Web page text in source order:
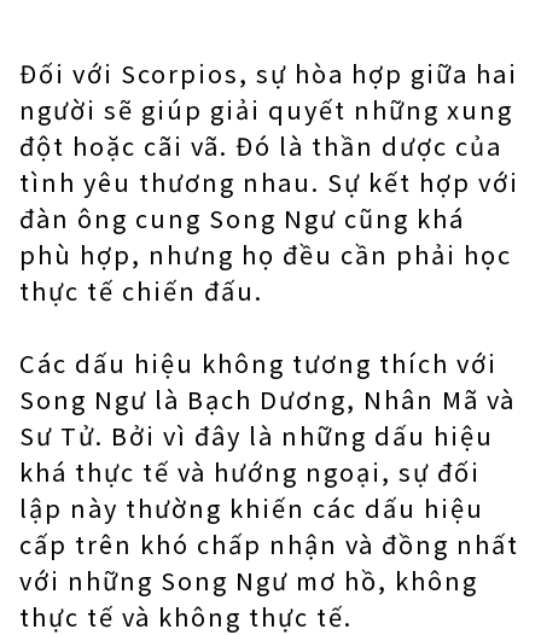
Đối với Scorpios, sự hòa hợp giữa hai
người sẽ giúp giải quyết những xung
đột hoặc cãi vã. Đó là thần dược của
tình yêu thương nhau. Sự kết hợp với
đàn ông cung Song Ngư cũng khá
phù hợp, nhưng họ đều cần phải học
thực tế chiến đấu.
Các dấu hiệu không tương thích với
Song Ngư là Bạch Dương, Nhân Mã và
Sư Tử. Bởi vì đây là những dấu hiệu
khá thực tế và hướng ngoại, sự đối
lập này thường khiến các dấu hiệu
cấp trên khó chấp nhận và đồng nhất
với những Song Ngư mơ hồ, không
thực tế và không thực tế.